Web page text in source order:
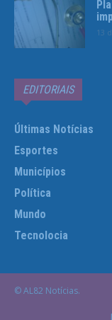
13
EDITORIAIS
Últimas Notícias
Esportes
Municípios
Política
Mundo
Tecnolocia
© AL82 Notícias.